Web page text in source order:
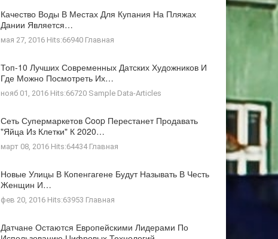
Качество Воды В Местах Для Купания На Пляжах
Дании Является…
мая 27, 2016 Hits:66940 Главная
Топ-10 Лучших Современных Датских Художников И
Где Можно Посмотреть Их…
нояб 01, 2016 Hits:66720 Sample Data-Articles
Сеть Супермаркетов Coop Перестанет Продавать
"яйца Из Клетки" К 2020…
март 08, 2016 Hits:64434 Главная
Новые Улицы В Копенгагене Будут Называть В Честь
Женщин И…
фев 20, 2016 Hits:63953 Главная
Датчане Остаются Европейскими Лидерами По